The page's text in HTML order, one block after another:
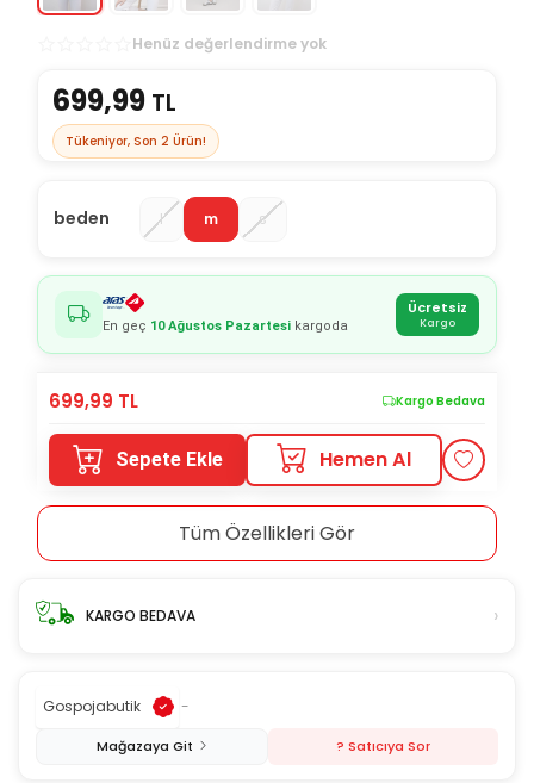
Henüz değerlendirme yok
699,99 TL
Tükeniyor, Son 2 Ürün!
beden l m s
En geç 10 Ağustos Pazartesi kargoda
Ücretsiz
Kargo
699,99 TL Kargo Bedava
Sepete Ekle Hemen Al
Tüm Özellikleri Gör
KARGO BEDAVA ›
Gospojabutik -
Mağazaya Git ? Satıcıya Sor